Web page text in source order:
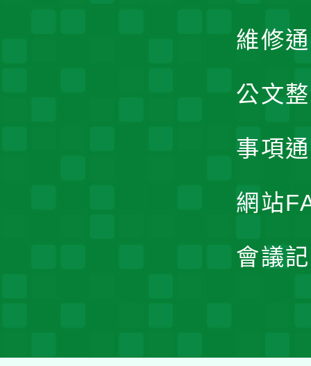
維修
公文
事項
網站
會議